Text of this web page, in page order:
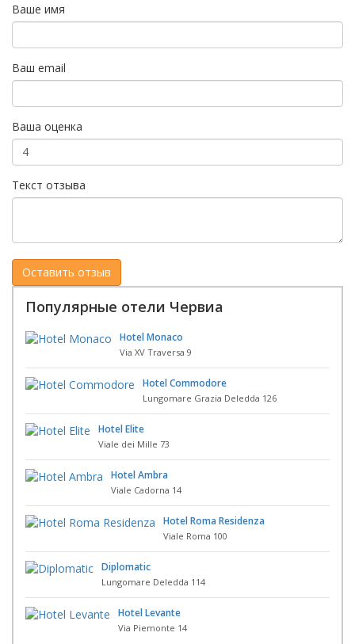
Ваше имя
Ваш email
Ваша оценка
Текст отзыва
Популярные отели Червиа
Hotel Monaco
Via XV Traversa 9
Hotel Commodore
Lungomare Grazia Deledda 126
Hotel Elite
Viale dei Mille 73
Hotel Ambra
Viale Cadorna 14
Hotel Roma Residenza
Viale Roma 100
Diplomatic
Lungomare Deledda 114
Hotel Levante
Via Piemonte 14